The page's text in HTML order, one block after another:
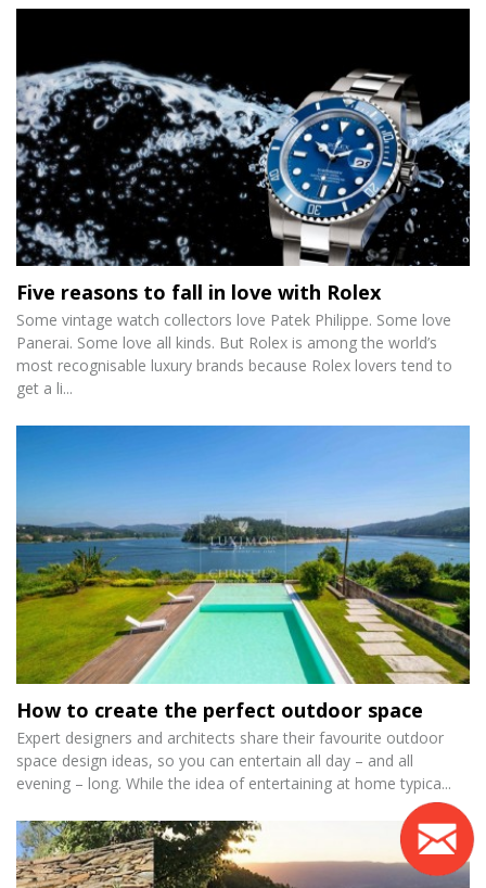
Five reasons to fall in love with Rolex
Some vintage watch collectors love Patek Philippe. Some love
Panerai. Some love all kinds. But Rolex is among the world’s
most recognisable luxury brands because Rolex lovers tend to
get a li...
How to create the perfect outdoor space
Expert designers and architects share their favourite outdoor
space design ideas, so you can entertain all day – and all
evening – long. While the idea of entertaining at home typica...